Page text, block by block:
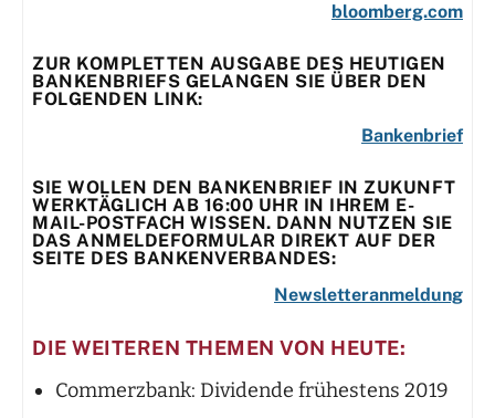
bloomberg.com
ZUR KOMPLETTEN AUSGABE DES HEUTIGEN
BANKENBRIEFS GELANGEN SIE ÜBER DEN
FOLGENDEN LINK:
Bankenbrief
SIE WOLLEN DEN BANKENBRIEF IN ZUKUNFT
WERKTÄGLICH AB 16:00 UHR IN IHREM E-
MAIL-POSTFACH WISSEN. DANN NUTZEN SIE
DAS ANMELDEFORMULAR DIREKT AUF DER
SEITE DES BANKENVERBANDES:
Newsletteranmeldung
DIE WEITEREN THEMEN VON HEUTE:
Commerzbank: Dividende frühestens 2019